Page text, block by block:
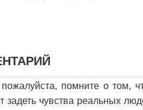
помните о том,
задеть чувства реальных